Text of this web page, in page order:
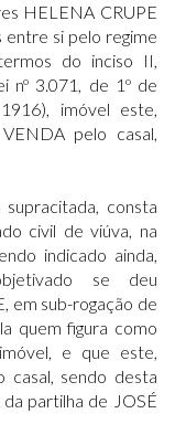
HELENA CRUPE
entre si pelo regime
do inciso II,
nº 3.071, de 1º de
imóvel este,
pelo casal,
consta
civil de viúva, na
indicado ainda,
se deu
em sub-rogação de
quem figura como
e que este,
casal, sendo desta
partilha de JOSÉ